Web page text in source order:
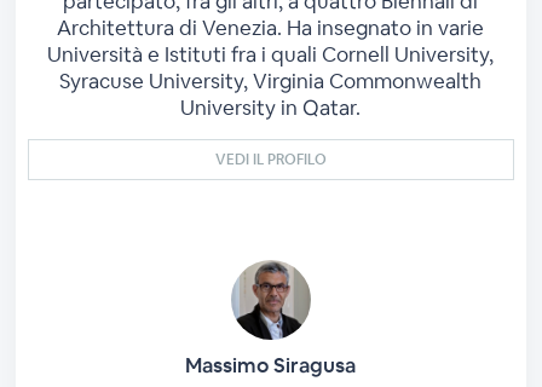
Architettura di Venezia. Ha insegnato in varie
Università e Istituti fra i quali Cornell University,
Syracuse University, Virginia Commonwealth
University in Qatar.
VEDI IL PROFILO
Massimo Siragusa